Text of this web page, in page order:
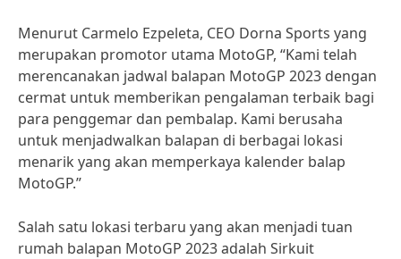
Menurut Carmelo Ezpeleta, CEO Dorna Sports yang
merupakan promotor utama MotoGP, “Kami telah
merencanakan jadwal balapan MotoGP 2023 dengan
cermat untuk memberikan pengalaman terbaik bagi
para penggemar dan pembalap. Kami berusaha
untuk menjadwalkan balapan di berbagai lokasi
menarik yang akan memperkaya kalender balap
MotoGP.”
Salah satu lokasi terbaru yang akan menjadi tuan
rumah balapan MotoGP 2023 adalah Sirkuit